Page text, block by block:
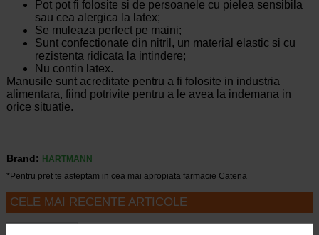
Pot pot fi folosite si de persoanele cu pielea sensibila
sau cea alergica la latex;
Se muleaza perfect pe maini;
Sunt confectionate din nitril, un material elastic si cu
rezistenta ridicata la intindere;
Nu contin latex.
Manusile sunt acreditate pentru a fi folosite in industria
alimentara, fiind potrivite pentru a le avea la indemana in
orice situatie.
Brand:
HARTMANN
*Pentru pret te asteptam in cea mai apropiata farmacie Catena
CELE MAI RECENTE ARTICOLE